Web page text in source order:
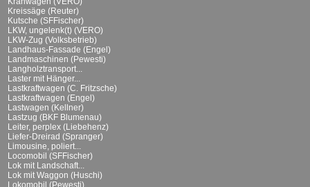
Kreissäge (Reuter)
Kutsche (SFFischer)
LKW, ungelenk(t) (VERO)
LKW-Zug (Volksbetrieb)
Landhaus-Fassade (Engel)
Landmaschinen (Pewesti)
Langholztransport...
Laster mit Hänger...
Lastkraftwagen (C. Fritzsche)
Lastkraftwagen (Engel)
Lastwagen (Kellner)
Lastzug (BKF Blumenau)
Leiter, perplex (Liebehenz)
Liefer-Dreirad (Spranger)
Limousine, poliert...
Locomobil (SFFischer)
Lok mit Landschaft...
Lok mit Waggon (Huschi)
Lokomobil (Pewesti)